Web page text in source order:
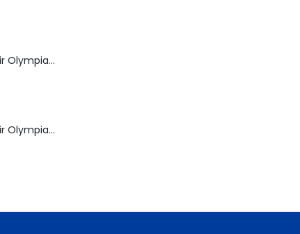
Máquina de Escribir Olympia Royal-Brother
Máquina de Escribir Olympia Traveller de Luxe